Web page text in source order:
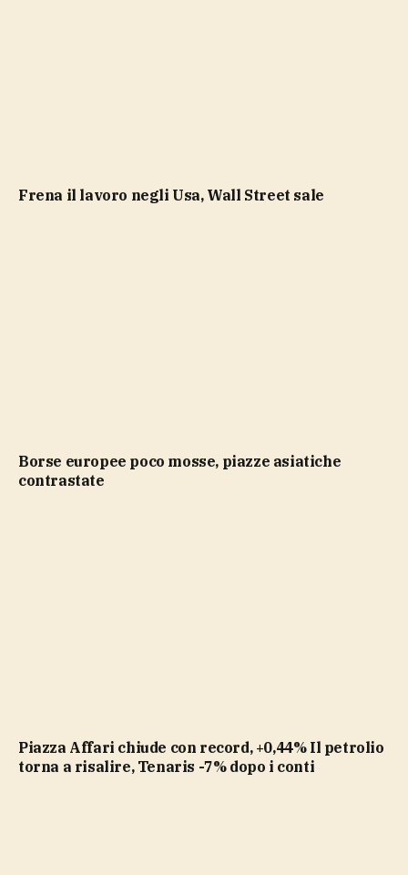
Frena il lavoro negli Usa, Wall Street sale
Borse europee poco mosse, piazze asiatiche
contrastate
Piazza Affari chiude con record, +0,44% Il petrolio
torna a risalire, Tenaris -7% dopo i conti